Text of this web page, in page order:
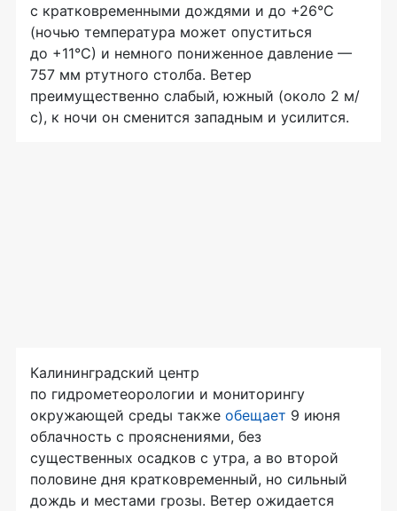
с кратковременными дождями и до +26°С
(ночью температура может опуститься
до +11°С) и немного пониженное давление —
757 мм ртутного столба. Ветер
преимущественно слабый, южный (около 2 м/
с), к ночи он сменится западным и усилится.
Калининградский центр
по гидрометеорологии и мониторингу
окружающей среды также обещает 9 июня
облачность с прояснениями, без
существенных осадков с утра, а во второй
половине дня кратковременный, но сильный
дождь и местами грозы. Ветер ожидается